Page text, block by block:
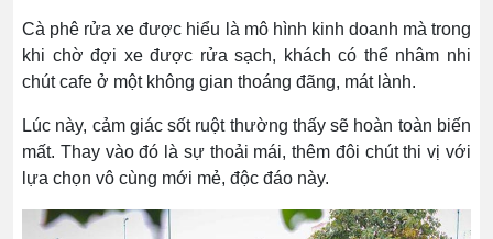
Cà phê rửa xe được hiểu là mô hình kinh doanh mà trong
khi chờ đợi xe được rửa sạch, khách có thể nhâm nhi
chút cafe ở một không gian thoáng đãng, mát lành.
Lúc này, cảm giác sốt ruột thường thấy sẽ hoàn toàn biến
mất. Thay vào đó là sự thoải mái, thêm đôi chút thi vị với
lựa chọn vô cùng mới mẻ, độc đáo này.